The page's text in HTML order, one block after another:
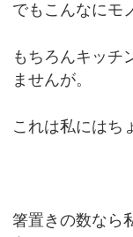
でもこんなにモ
もちろんキッチ
ませんが。
これは私にはち
箸置きの数なら